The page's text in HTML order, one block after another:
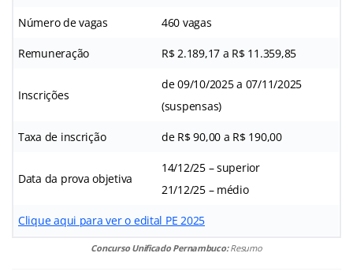
Número de vagas 460 vagas
Remuneração R$ 2.189,17 a R$ 11.359,85
Inscrições
de 09/10/2025 a 07/11/2025
(suspensas)
Taxa de inscrição de R$ 90,00 a R$ 190,00
Data da prova objetiva
14/12/25 – superior
21/12/25 – médio
Clique aqui para ver o edital PE 2025
Concurso Unificado Pernambuco:Resumo